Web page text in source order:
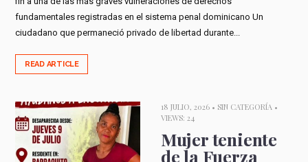
fundamentales registradas en el sistema penal dominicano Un
ciudadano que permaneció privado de libertad durante...
READ ARTICLE
18 JULIO, 2026 • SIN CATEGORÍA •
VIEWS: 24
Mujer teniente
de la Fuerza